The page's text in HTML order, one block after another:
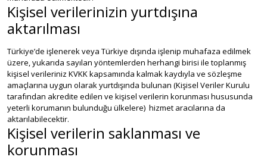
Kişisel verilerinizin yurtdışına
aktarılması
Türkiye’de işlenerek veya Türkiye dışında işlenip muhafaza edilmek
üzere, yukarıda sayılan yöntemlerden herhangi birisi ile toplanmış
kişisel verileriniz KVKK kapsamında kalmak kaydıyla ve sözleşme
amaçlarına uygun olarak yurtdışında bulunan (Kişisel Veriler Kurulu
tarafından akredite edilen ve kişisel verilerin korunması hususunda
yeterli korumanın bulunduğu ülkelere) hizmet aracılarına da
aktarılabilecektir.
Kişisel verilerin saklanması ve
korunması